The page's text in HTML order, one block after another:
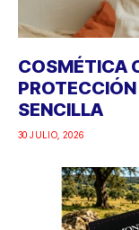
COSMÉTICA
SENCILLA
30 JULIO, 2026